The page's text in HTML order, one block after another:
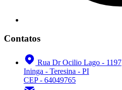
Contatos
Rua Dr Ocilio Lago - 1197
Ininga - Teresina - PI
CEP - 64049765